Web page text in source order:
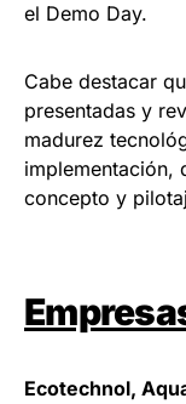
el Demo Day.
Cabe destacar
presentadas y
madurez
concepto y
Ecotechnol,